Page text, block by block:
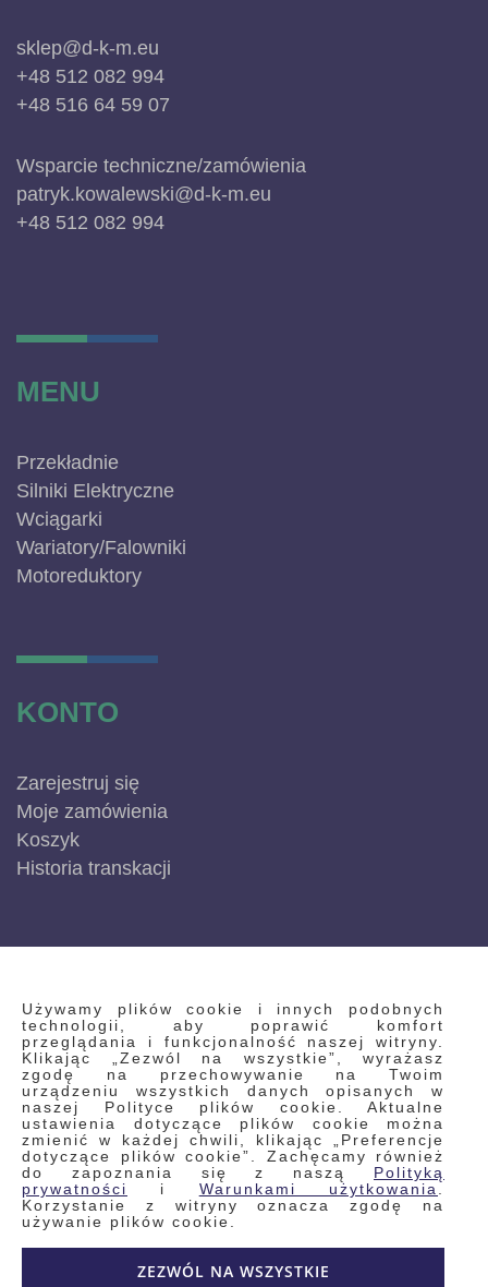
Używamy plików cookie i innych podobnych
technologii, aby poprawić komfort
przeglądania i funkcjonalność naszej witryny.
Klikając „Zezwól na wszystkie”, wyrażasz
zgodę na przechowywanie na Twoim
urządzeniu wszystkich danych opisanych w
naszej Polityce plików cookie. Aktualne
ustawienia dotyczące plików cookie można
zmienić w każdej chwili, klikając „Preferencje
dotyczące plików cookie”. Zachęcamy również
do zapoznania się z naszą Polityką
prywatności
i Warunkami użytkowania
Korzystanie z witryny oznacza zgodę na
używanie plików cookie.
ZEZWÓL NA WSZYSTKIE
sklep@d-k-m.eu
+48 512 082 994
+48 516 64 59 07
Wsparcie techniczne/zamówienia
patryk.kowalewski@d-k-m.eu
+48 512 082 994
MENU
Przekładnie
Silniki Elektryczne
Wciągarki
Wariatory/Falowniki
Motoreduktory
KONTO
Zarejestruj się
Moje zamówienia
Koszyk
Historia transkacji
INFORMACJE
Regulamin
Polityka prywatności i pliki cookie
Wyszukiwane frazy
Wyszukiwanie zaawansowane
Zamówienia
Skontaktuj się z nami
Odstąp od umowy